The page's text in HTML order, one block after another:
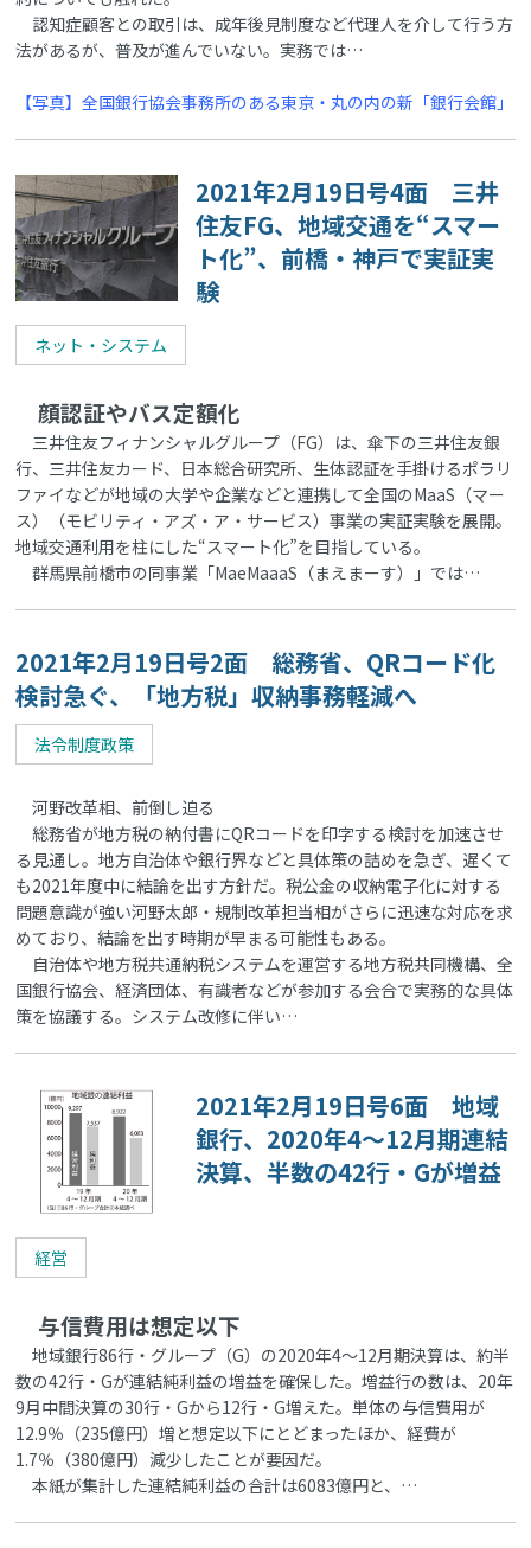
認知症顧客との取引は、成年後見制度など代理人を介して行う方
法があるが、普及が進んでいない。実務では…
【写真】全国銀行協会事務所のある東京・丸の内の新「銀行会館」
2021年2月19日号4面 三井
住友FG、地域交通を“スマー
ト化”、前橋・神戸で実証実
験
ネット・システム
顔認証やバス定額化
三井住友フィナンシャルグループ（FG）は、傘下の三井住友銀
行、三井住友カード、日本総合研究所、生体認証を手掛けるポラリ
ファイなどが地域の大学や企業などと連携して全国のMaaS（マー
ス）（モビリティ・アズ・ア・サービス）事業の実証実験を展開。
地域交通利用を柱にした“スマート化”を目指している。
群馬県前橋市の同事業「MaeMaaaS（まえまーす）」では…
2021年2月19日号2面 総務省、QRコード化
検討急ぐ、「地方税」収納事務軽減へ
法令制度政策
河野改革相、前倒し迫る
総務省が地方税の納付書にQRコードを印字する検討を加速させ
る見通し。地方自治体や銀行界などと具体策の詰めを急ぎ、遅くて
も2021年度中に結論を出す方針だ。税公金の収納電子化に対する
問題意識が強い河野太郎・規制改革担当相がさらに迅速な対応を求
めており、結論を出す時期が早まる可能性もある。
自治体や地方税共通納税システムを運営する地方税共同機構、全
国銀行協会、経済団体、有識者などが参加する会合で実務的な具体
策を協議する。システム改修に伴い…
2021年2月19日号6面 地域
銀行、2020年4～12月期連結
決算、半数の42行・Gが増益
経営
与信費用は想定以下
地域銀行86行・グループ（G）の2020年4～12月期決算は、約半
数の42行・Gが連結純利益の増益を確保した。増益行の数は、20年
9月中間決算の30行・Gから12行・G増えた。単体の与信費用が
12.9％（235億円）増と想定以下にとどまったほか、経費が
1.7％（380億円）減少したことが要因だ。
本紙が集計した連結純利益の合計は6083億円と、…